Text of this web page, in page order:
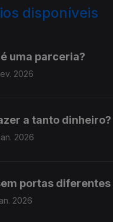
disponíveis
uma parceria?
2026
a tanto dinheiro?
2026
portas diferentes
2026